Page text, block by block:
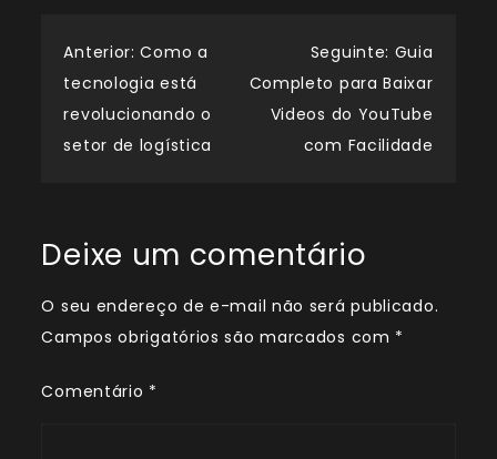
Navegação
de
Post
Anterior: Como a
tecnologia está
revolucionando o
setor de logística
Seguinte: Guia
Completo para Baixar
Videos do YouTube
com Facilidade
Deixe um comentário
O seu endereço de e-mail não será publicado.
Campos obrigatórios são marcados com *
Comentário *